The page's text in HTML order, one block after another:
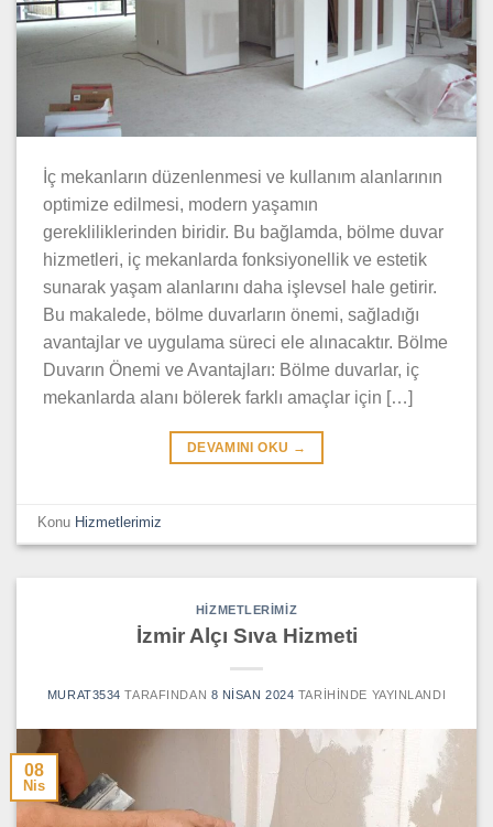
İç mekanların düzenlenmesi ve kullanım alanlarının
optimize edilmesi, modern yaşamın
gerekliliklerinden biridir. Bu bağlamda, bölme duvar
hizmetleri, iç mekanlarda fonksiyonellik ve estetik
sunarak yaşam alanlarını daha işlevsel hale getirir.
Bu makalede, bölme duvarların önemi, sağladığı
avantajlar ve uygulama süreci ele alınacaktır. Bölme
Duvarın Önemi ve Avantajları: Bölme duvarlar, iç
mekanlarda alanı bölerek farklı amaçlar için […]
DEVAMINI OKU →
Konu Hizmetlerimiz
HIZMETLERIMIZ
İzmir Alçı Sıva Hizmeti
MURAT3534 TARAFINDAN 8 NISAN 2024 TARIHINDE YAYINLANDI
08
Nis